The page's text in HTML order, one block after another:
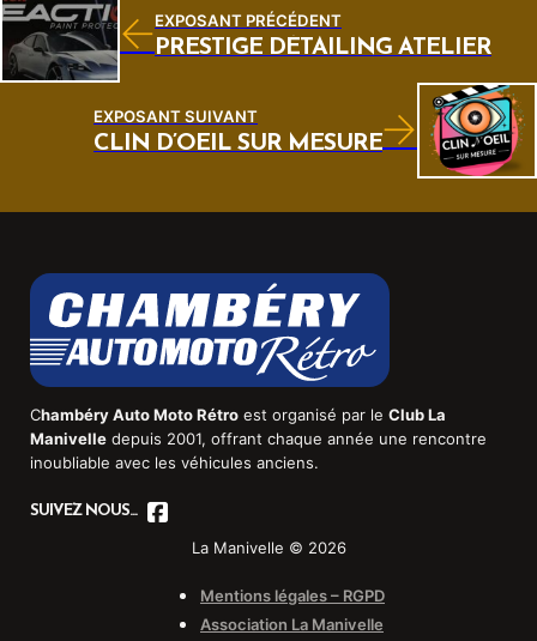
EXPOSANT PRÉCÉDENT
PRESTIGE DÉTAILING ATELIER
EXPOSANT SUIVANT
CLIN D’OEIL SUR MESURE
Chambéry Auto Moto Rétroest organisé par le Club La
Manivelledepuis 2001, offrant chaque année une rencontre
inoubliable avec les véhicules anciens.
SUIVEZ NOUS...
La Manivelle © 2026
Mentions légales – RGPD
Association La Manivelle